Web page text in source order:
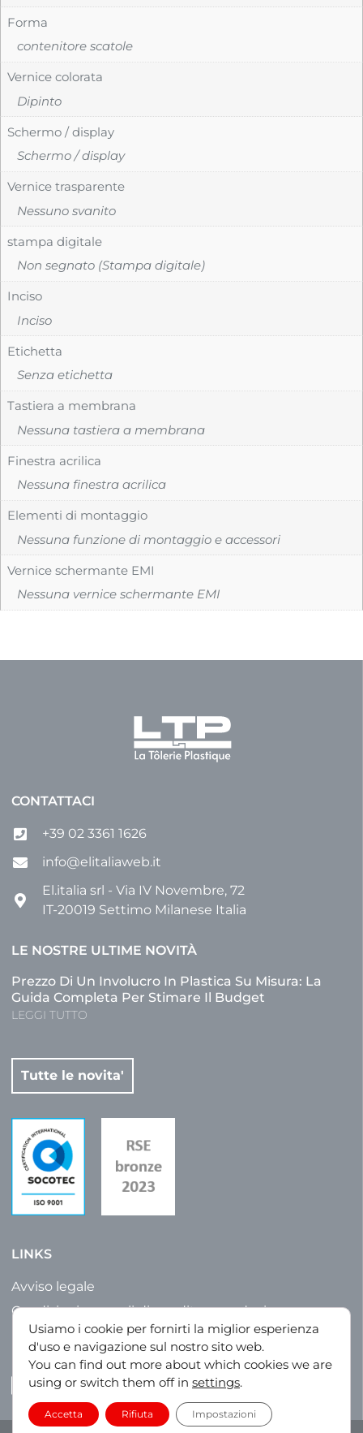
Forma
contenitore scatole
Vernice colorata
Dipinto
Schermo / display
Schermo / display
Vernice trasparente
Nessuno svanito
stampa digitale
Non segnato (Stampa digitale)
Inciso
Inciso
Etichetta
Senza etichetta
Tastiera a membrana
Nessuna tastiera a membrana
Finestra acrilica
Nessuna finestra acrilica
Elementi di montaggio
Nessuna funzione di montaggio e accessori
Vernice schermante EMI
Nessuna vernice schermante EMI
CONTATTACI
+39 02 3361 1626
info@elitaliaweb.it
El.italia srl - Via IV Novembre, 72
IT-20019 Settimo Milanese Italia
LE NOSTRE ULTIME NOVITÀ
Prezzo Di Un Involucro In Plastica Su Misura: La
Guida Completa Per Stimare Il Budget
LEGGI TUTTO
Tutte le novita'
LINKS
Avviso legale
Condizioni generali di vendita e produzione
Politica sulla riservatezza
Mappa del sito
LinkedIn
Usiamo i cookie per fornirti la miglior esperienza
d'uso e navigazione sul nostro sito web.
You can find out more about which cookies we are
using or switch them off in settings.
Accetta Rifiuta Impostazioni